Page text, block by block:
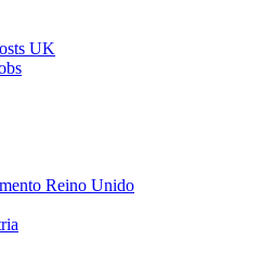
UK
Reino Unido